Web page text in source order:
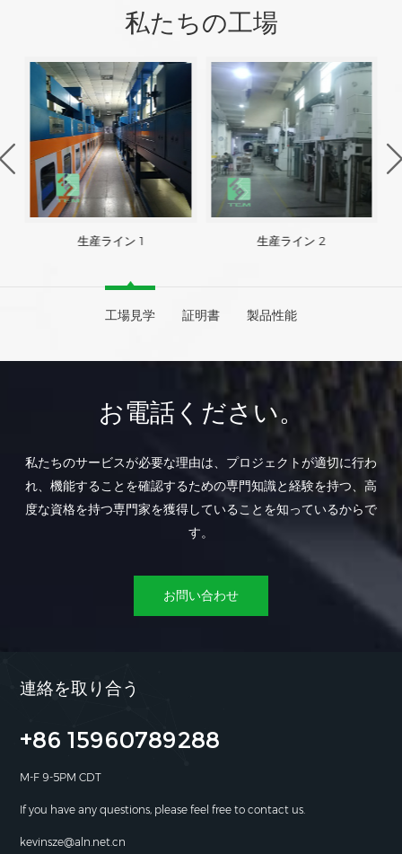
私たちの工場
生産ライン 1 生産ライン 2
工場見学 証明書 製品性能
お電話ください。
私たちのサービスが必要な理由は、プロジェクトが適切に行わ
れ、機能することを確認するための専門知識と経験を持つ、高
度な資格を持つ専門家を獲得していることを知っているからで
す。
お問い合わせ
連絡を取り合う
+86 15960789288
M-F 9-5PM CDT
If you have any questions, please feel free to contact us.
kevinsze@aln.net.cn